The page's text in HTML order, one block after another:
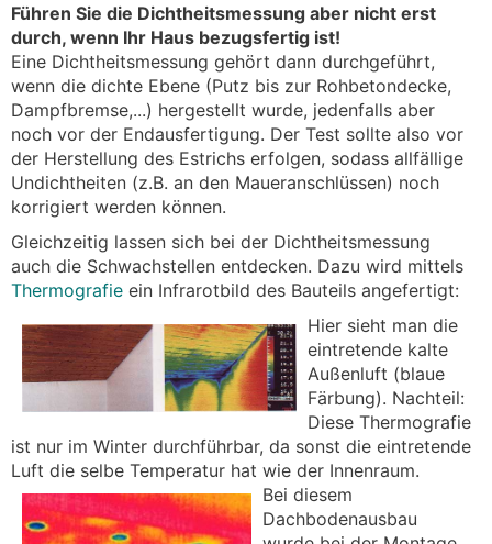
Führen Sie die Dichtheitsmessung aber nicht erst
durch, wenn Ihr Haus bezugsfertig ist!
Eine Dichtheitsmessung gehört dann durchgeführt,
wenn die dichte Ebene (Putz bis zur Rohbetondecke,
Dampfbremse,...) hergestellt wurde, jedenfalls aber
noch vor der Endausfertigung. Der Test sollte also vor
der Herstellung des Estrichs erfolgen, sodass allfällige
Undichtheiten (z.B. an den Maueranschlüssen) noch
korrigiert werden können.
Gleichzeitig lassen sich bei der Dichtheitsmessung
auch die Schwachstellen entdecken. Dazu wird mittels
Thermografie ein Infrarotbild des Bauteils angefertigt:
Hier sieht man die
eintretende kalte
Außenluft (blaue
Färbung). Nachteil:
Diese Thermografie
ist nur im Winter durchführbar, da sonst die eintretende
Luft die selbe Temperatur hat wie der Innenraum.
Bei diesem
Dachbodenausbau